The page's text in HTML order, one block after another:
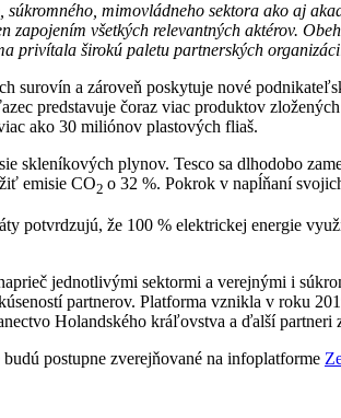
mimovládneho sektora ako aj
všetkých relevantných aktérov.
privítala širokú paletu partnerských
surovín a zároveň poskytuje nové
predstavuje čoraz viac produktov
ako 30 miliónov plastových fliaš.
skleníkových plynov. Tesco sa dlhodobo
emisie CO2 o 32 %. Pokrok v napĺňaní
potvrdzujú, že 100 % elektrickej energie
jednotlivými sektormi a verejnými i
partnerov. Platforma vznikla v roku
Holandského kráľovstva a ďalší partneri
postupne zverejňované na infoplatforme